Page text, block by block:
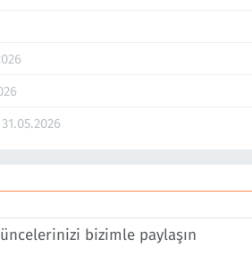
31.05.2026